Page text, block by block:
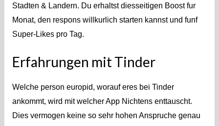
Stadten & Landern. Du erhaltst diesseitigen Boost fur
Monat, den respons willkurlich starten kannst und funf
Super-Likes pro Tag.
Erfahrungen mit Tinder
Welche person europid, worauf eres bei Tinder
ankommt, wird mit welcher App Nichtens enttauscht.
Dies vermogen keine so sehr hohen Anspruche genau